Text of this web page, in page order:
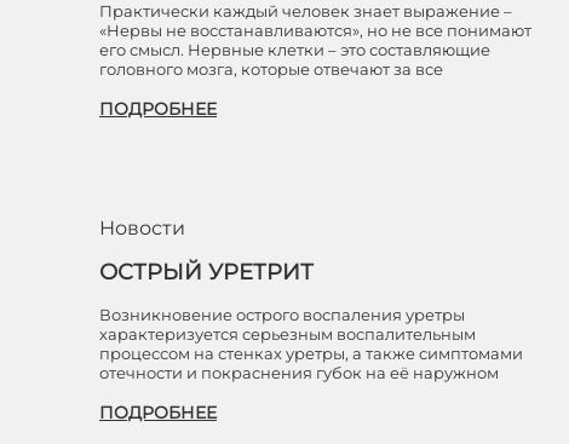
Практически каждый человек знает выражение –
«Нервы не восстанавливаются», но не все понимают
его смысл. Нервные клетки – это составляющие
головного мозга, которые отвечают за все
ПОДРОБНЕЕ
Новости
ОСТРЫЙ УРЕТРИТ
Возникновение острого воспаления уретры
характеризуется серьезным воспалительным
процессом на стенках уретры, а также симптомами
отечности и покраснения губок на её наружном
ПОДРОБНЕЕ